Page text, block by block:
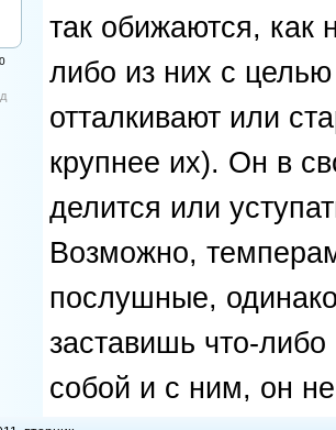
так обижаются, как
либо из них с
отталкивают или
крупнее их). Он в
делится или
Возможно,
послушные,
заставишь что-
собой и с ним, он